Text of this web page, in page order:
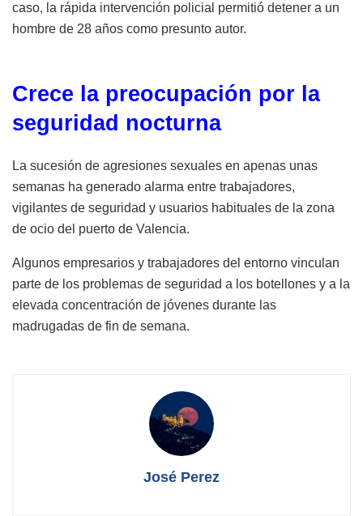
caso, la rápida intervención policial permitió detener a un
hombre de 28 años como presunto autor.
Crece la preocupación por la
seguridad nocturna
La sucesión de agresiones sexuales en apenas unas
semanas ha generado alarma entre trabajadores,
vigilantes de seguridad y usuarios habituales de la zona
de ocio del puerto de Valencia.
Algunos empresarios y trabajadores del entorno vinculan
parte de los problemas de seguridad a los botellones y a la
elevada concentración de jóvenes durante las
madrugadas de fin de semana.
José Perez